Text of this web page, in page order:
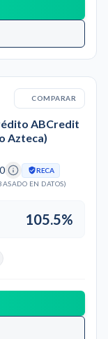
COMPARAR
ABCredit
Azteca)
RECA
EN DATOS)
105.5%